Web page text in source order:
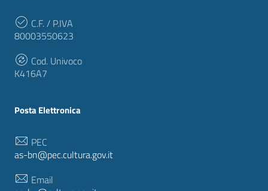
C.F. / P.IVA
80003550623
Cod. Univoco
K416A7
Posta Elettronica
PEC
as-bn@pec.cultura.gov.it
Email